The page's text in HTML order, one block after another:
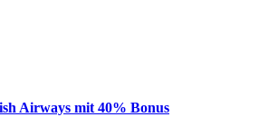
Airways mit 40% Bonus